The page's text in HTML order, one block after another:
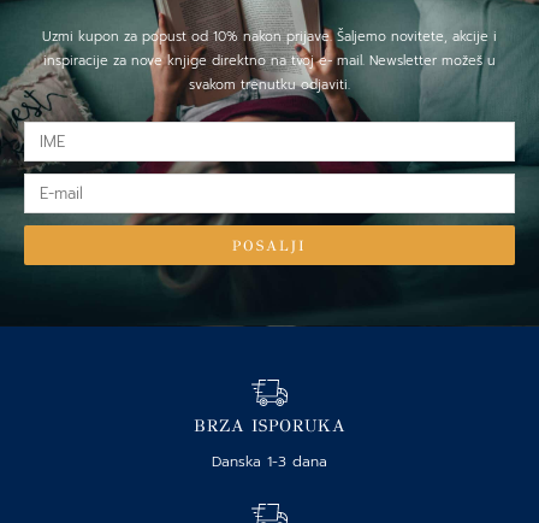
Uzmi kupon za popust od 10% nakon prijave. Šaljemo novitete, akcije i
inspiracije za nove knjige direktno na tvoj e- mail. Newsletter možeš u
svakom trenutku odjaviti.
IME
E-
mail
POSALJI
BRZA ISPORUKA
Danska 1-3 dana